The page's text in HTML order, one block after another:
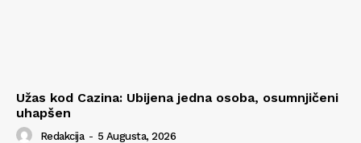
Užas kod Cazina: Ubijena jedna osoba, osumnjičeni
uhapšen
Redakcija - 5 Augusta, 2026